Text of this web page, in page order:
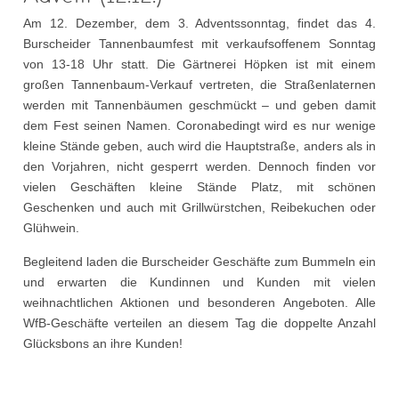
Am 12. Dezember, dem 3. Adventssonntag, findet das 4.
Burscheider Tannenbaumfest mit verkaufsoffenem Sonntag
von 13-18 Uhr statt. Die Gärtnerei Höpken ist mit einem
großen Tannenbaum-Verkauf vertreten, die Straßenlaternen
werden mit Tannenbäumen geschmückt – und geben damit
dem Fest seinen Namen. Coronabedingt wird es nur wenige
kleine Stände geben, auch wird die Hauptstraße, anders als in
den Vorjahren, nicht gesperrt werden. Dennoch finden vor
vielen Geschäften kleine Stände Platz, mit schönen
Geschenken und auch mit Grillwürstchen, Reibekuchen oder
Glühwein.
Begleitend laden die Burscheider Geschäfte zum Bummeln ein
und erwarten die Kundinnen und Kunden mit vielen
weihnachtlichen Aktionen und besonderen Angeboten. Alle
WfB-Geschäfte verteilen an diesem Tag die doppelte Anzahl
Glücksbons an ihre Kunden!